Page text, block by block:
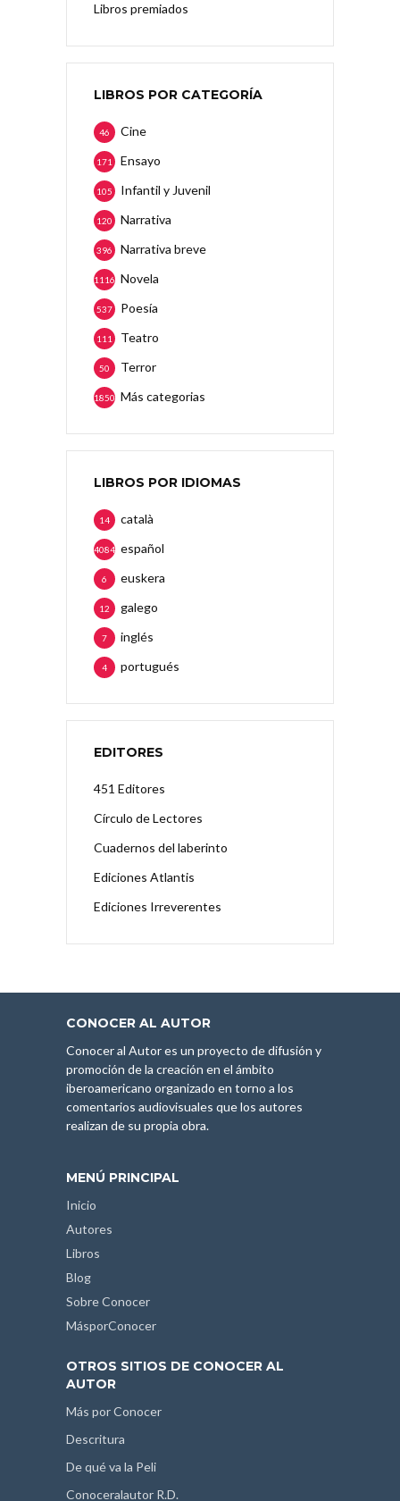
Libros premiados
LIBROS POR CATEGORÍA
Cine
46
Ensayo
171
Infantil y Juvenil
105
Narrativa
120
Narrativa breve
396
Novela
1116
Poesía
537
Teatro
111
Terror
50
Más categorias
1850
LIBROS POR IDIOMAS
català
14
español
4084
euskera
6
galego
12
inglés
7
portugués
4
EDITORES
451 Editores
Círculo de Lectores
Cuadernos del laberinto
Ediciones Atlantis
Ediciones Irreverentes
CONOCER AL AUTOR
Conocer al Autor es un proyecto de difusión y
promoción de la creación en el ámbito
iberoamericano organizado en torno a los
comentarios audiovisuales que los autores
realizan de su propia obra.
MENÚ PRINCIPAL
Inicio
Autores
Libros
Blog
Sobre Conocer
MásporConocer
OTROS SITIOS DE CONOCER AL
AUTOR
Más por Conocer
Descritura
De qué va la Peli
Conoceralautor R.D.